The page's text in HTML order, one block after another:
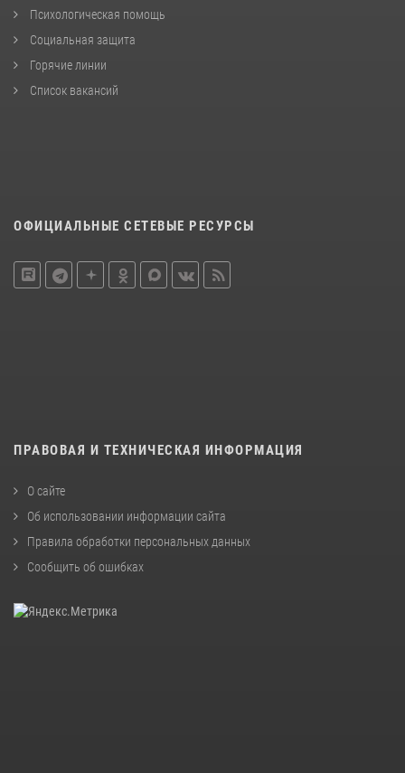
Психологическая помощь
Социальная защита
Горячие линии
Список вакансий
ОФИЦИАЛЬНЫЕ СЕТЕВЫЕ РЕСУРСЫ
ПРАВОВАЯ И ТЕХНИЧЕСКАЯ ИНФОРМАЦИЯ
О сайте
Об использовании информации сайта
Правила обработки персональных данных
Сообщить об ошибках